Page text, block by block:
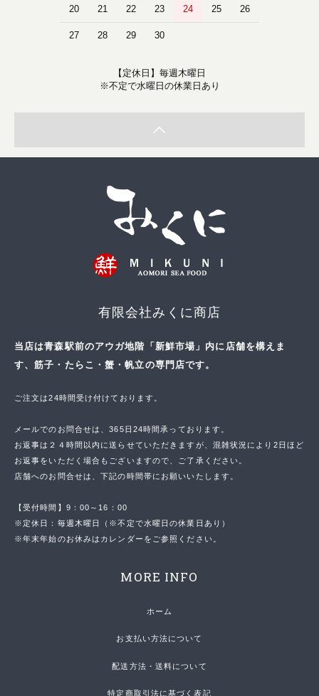
20 21 22 23 24 25 26
27 28 29 30
【定休日】毎週木曜日
※不定で水曜日の休業日あり
有限会社みくに商店
当店は青森駅前のアウガ地階「新鮮市場」内に店舗を構えま
す、筋子・たらこ・蟹・帆立の専門店です。
ご注文は24時間受け付けております。
メールでのお問合せは、365日24時間承っております。
お返事は２４時間以内に送らせていただきますが、混雑状況により2日ほど
お返事をいただく場合もございますので、ご了承ください。
店舗へのお問合せは、下記の時間帯にお願いいたします。
【受付時間】9：00～16：00
※定休日：毎週木曜日（※不定で水曜日の休業日あり）
※年末年始のお休みはカレンダーをご参照ください。
MORE INFO
ホーム
お支払い方法について
配送方法・送料について
特定商取引法に基づく表記